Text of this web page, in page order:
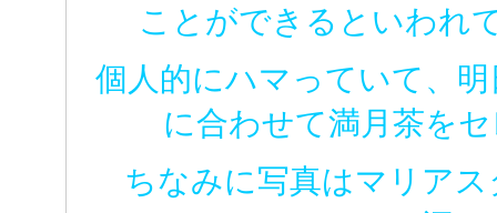
ことができるといわれ
個人的にハマっていて、
に合わせて満月茶を
ちなみに写真はマリア